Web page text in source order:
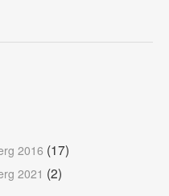
2016 (17)
2021 (2)